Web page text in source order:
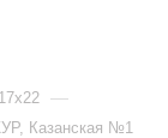
17х22 —
Казанская №1